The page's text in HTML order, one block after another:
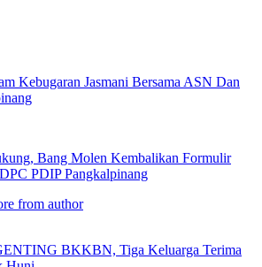
Kebugaran Jasmani Bersama ASN Dan
Bang Molen Kembalikan Formulir
PDIP Pangkalpinang
from author
BKKBN, Tiga Keluarga Terima